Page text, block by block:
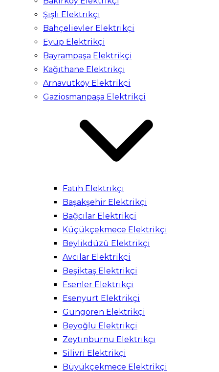
Şişli Elektrikçi
Bahçelievler Elektrikçi
Eyüp Elektrikçi
Bayrampaşa Elektrikçi
Kağıthane Elektrikçi
Arnavutköy Elektrikçi
Gaziosmanpaşa Elektrikçi
Fatih Elektrikçi
Başakşehir Elektrikçi
Bağcılar Elektrikçi
Küçükçekmece Elektrikçi
Beylikdüzü Elektrikçi
Avcılar Elektrikçi
Beşiktaş Elektrikçi
Esenler Elektrikçi
Esenyurt Elektrikçi
Güngören Elektrikçi
Beyoğlu Elektrikçi
Zeytinburnu Elektrikçi
Silivri Elektrikçi
Büyükçekmece Elektrikçi